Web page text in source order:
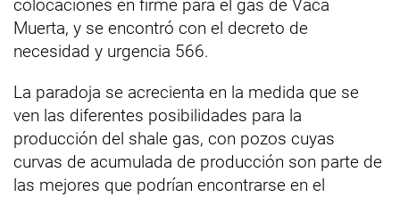
colocaciones en firme para el gas de Vaca
Muerta, y se encontró con el decreto de
necesidad y urgencia 566.
La paradoja se acrecienta en la medida que se
ven las diferentes posibilidades para la
producción del shale gas, con pozos cuyas
curvas de acumulada de producción son parte de
las mejores que podrían encontrarse en el